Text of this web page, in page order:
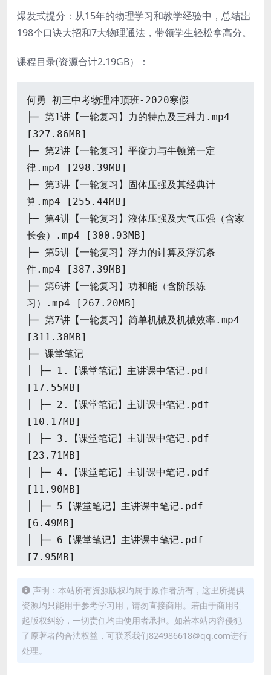
爆发式提分：从15年的物理学习和教学经验中，总结岀
198个口诀大招和7大物理通法，带领学生轻松拿高分。
课程目录(资源合计2.19GB）：
何勇 初三中考物理冲顶班-2020寒假
├─ 第1讲【一轮复习】力的特点及三种力.mp4
[327.86MB]
├─ 第2讲【一轮复习】平衡力与牛顿第一定
律.mp4 [298.39MB]
├─ 第3讲【一轮复习】固体压强及其经典计
算.mp4 [255.44MB]
├─ 第4讲【一轮复习】液体压强及大气压强（含家
长会）.mp4 [300.93MB]
├─ 第5讲【一轮复习】浮力的计算及浮沉条
件.mp4 [387.39MB]
├─ 第6讲【一轮复习】功和能（含阶段练
习）.mp4 [267.20MB]
├─ 第7讲【一轮复习】简单机械及机械效率.mp4
[311.30MB]
├─ 课堂笔记
│ ├─ 1.【课堂笔记】主讲课中笔记.pdf
[17.55MB]
│ ├─ 2.【课堂笔记】主讲课中笔记.pdf
[10.17MB]
│ ├─ 3.【课堂笔记】主讲课中笔记.pdf
[23.71MB]
│ ├─ 4.【课堂笔记】主讲课中笔记.pdf
[11.90MB]
│ ├─ 5【课堂笔记】主讲课中笔记.pdf
[6.49MB]
│ ├─ 6【课堂笔记】主讲课中笔记.pdf
[7.95MB]
[16.11MB]
声明：本站所有资源版权均属于原作者所有，这里所提供
资源均只能用于参考学习用，请勿直接商用。若由于商用引
起版权纠纷，一切责任均由使用者承担。如若本站内容侵犯
了原著者的合法权益，可联系我们824986618@qq.com进行
处理。